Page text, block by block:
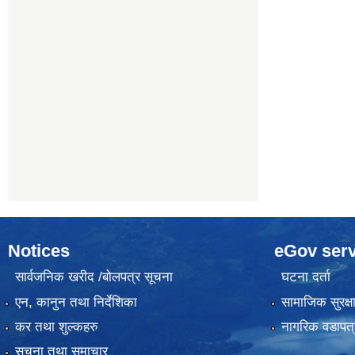
Notices
सार्वजनिक खरीद /बोलपत्र सूचना
एन, कानुन तथा निर्देशिका
कर तथा शुल्कहरु
सूचना तथा समाचार
eGov
घटना दर्ता
सामाजिक सुरक्षा
नागरिक